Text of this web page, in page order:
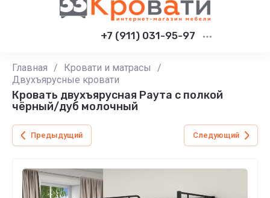
+7 (911) 031-95-97
Главная / Кровати и матрасы
/
Двухъярусные кровати
Кровать двухъярусная Раута с полкой
чёрный/дуб молочный
Предыдущий Следующий